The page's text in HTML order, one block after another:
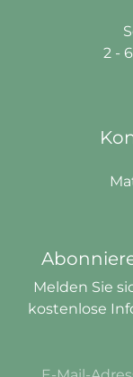
2 -
Melden Sie
kostenlose